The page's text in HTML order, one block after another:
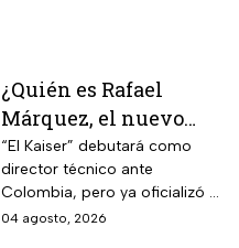
¿Quién es Rafael
Márquez, el nuevo
entrenador de la
Selección Mexicana
que debutará con
Colombia, Perú y
“El Kaiser” debutará como
director técnico ante
Colombia, pero ya oficializó la
fecha de su primer encuentro
04 agosto, 2026